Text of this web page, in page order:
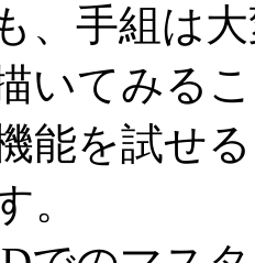
、手組は
いてみる
能を試せ
。